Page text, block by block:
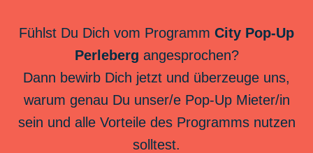
Fühlst Du Dich vom Programm City Pop-Up
Perleberg angesprochen?
Dann bewirb Dich jetzt und überzeuge uns,
warum genau Du unser/e Pop-Up Mieter/in
sein und alle Vorteile des Programms nutzen
solltest.